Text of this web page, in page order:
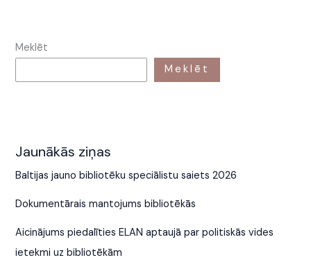
Meklēt
Meklēt
Jaunākās ziņas
Baltijas jauno bibliotēku speciālistu saiets 2026
Dokumentārais mantojums bibliotēkās
Aicinājums piedalīties ELAN aptaujā par politiskās vides
ietekmi uz bibliotēkām